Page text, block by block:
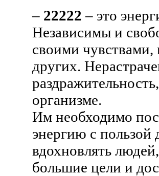
– 22222 – это
Независимы и
своими
других.
организме.
Им необходимо
энергию с пользой
вдохновлять
большие цели и